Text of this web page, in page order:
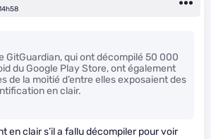
GitGuardian, qui ont décompilé 50 000
du Google Play Store, ont également
de la moitié d’entre elles exposaient des
en clair.
en clair s’il a fallu décompiler pour voir